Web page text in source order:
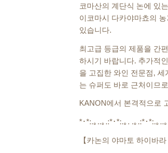
코마산의 계단식 논에 있
이코마시 다카야마쵸의
있습니다.
최고급 등급의 제품을 간
하시기 바랍니다. 추가적
을 고집한 와인 전문점,
는 슈퍼도 바로 근처이므
KANON에서 본격적으로
*･*:.｡..｡.:*･*:.｡. .｡.:*･*:.｡..
【카논의 야마토 하이바